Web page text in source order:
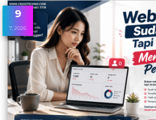
9
7, 2026